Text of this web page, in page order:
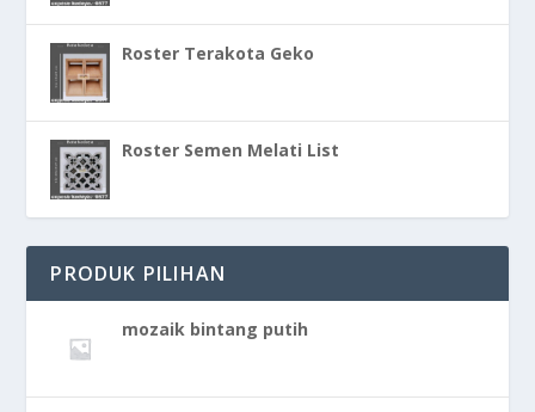
Roster Terakota Geko
Roster Semen Melati List
PRODUK PILIHAN
mozaik bintang putih